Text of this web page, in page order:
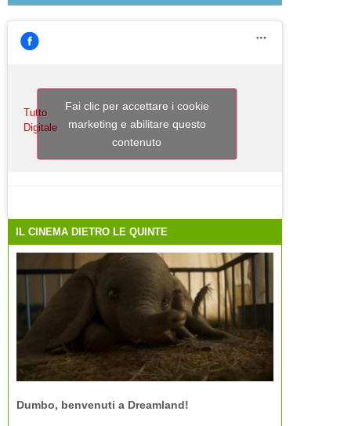
Tutto
Digitale
Fai clic per accettare i cookie
marketing e abilitare questo
contenuto
IL CINEMA DIETRO LE QUINTE
Dumbo, benvenuti a Dreamland!